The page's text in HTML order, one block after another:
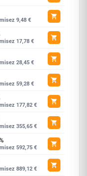
9,48 €
17,78 €
28,45 €
59,28 €
177,82 €
355,65 €
592,75 €
889,12 €